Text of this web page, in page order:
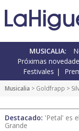
MUSICALIA:
Próximas
Festivales
Musicalia > Goldfrapp >
Destacado: 'Petal' es
Grande